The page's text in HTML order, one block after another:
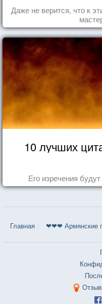
Даже не верится, что к
10 лучших
Его изречения
Главная ❤❤❤ Армянские